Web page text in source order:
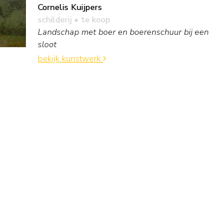
Cornelis Kuijpers
schilderij • te koop
Landschap met boer en boerenschuur bij een
sloot
bekijk kunstwerk